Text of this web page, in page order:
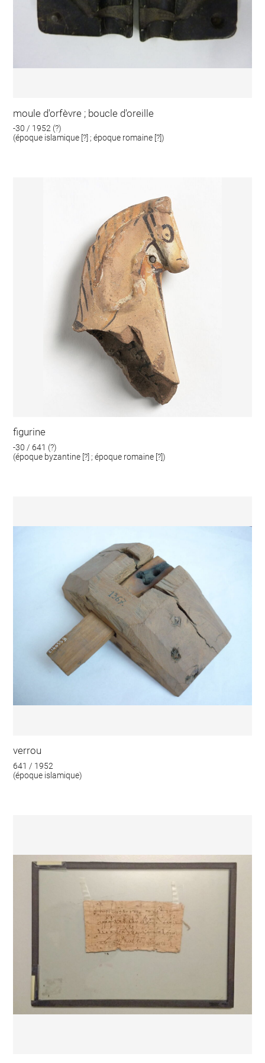
moule d'orfèvre ; boucle d'oreille
-30 / 1952 (?)
(époque islamique [?] ; époque romaine [?])
figurine
-30 / 641 (?)
(époque byzantine [?] ; époque romaine [?])
verrou
641 / 1952
(époque islamique)